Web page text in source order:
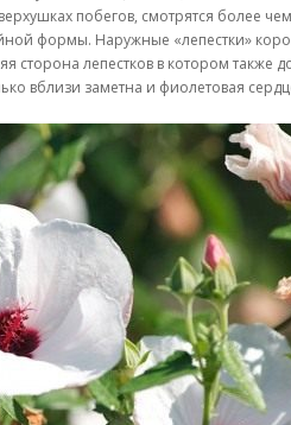
побегов, смотрятся более
формы. Наружные «лепестки»
сторона лепестков в котором
вблизи заметна и фиолетовая